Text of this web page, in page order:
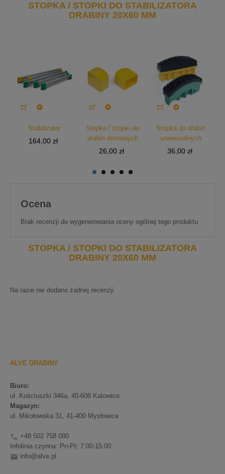
STOPKA / STOPKI DO STABILIZATORA
DRABINY 20X60 MM

Stabilizator
Cena
164,00 zł

Stopka / stopki do
drabin domowych
Cena
26,00 zł

Stopka do drabin
uniwersalnych
Cena
36,00 zł
Ocena
Brak recenzji do wygenerowania oceny ogólnej tego produktu
STOPKA / STOPKI DO STABILIZATORA
DRABINY 20X60 MM
Na razie nie dodano żadnej recenzji.
ALVE DRABINY
Biuro:
ul. Kościuszki 346a, 40-608 Katowice
Magazyn:
ul. Mikołowska 31, 41-400 Mysłowice
 +48 502 758 080
Infolinia czynna: Pn-Pt; 7:00-15:00
 info@alve.pl